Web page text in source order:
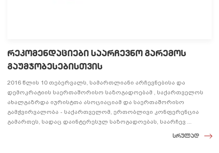
რეკომენდაციები საარჩევნო გარემოს
გაუმჯობესებისთვის
2016 წლის 10 თებერვალს, სამართლიანი არჩევნებისა და
დემოკრატიის საერთაშორისო საზოგადოებამ , საქართველოს
ახალგაზრდა იურისტთა ასოციაციამ და საერთაშორისო
გამჭვირვალობა - საქართველომ, ერთობლივი კონფერენცია
გამართეს, სადაც დაინტერესულ საზოგადოებას, საარჩევ ...
სრულად